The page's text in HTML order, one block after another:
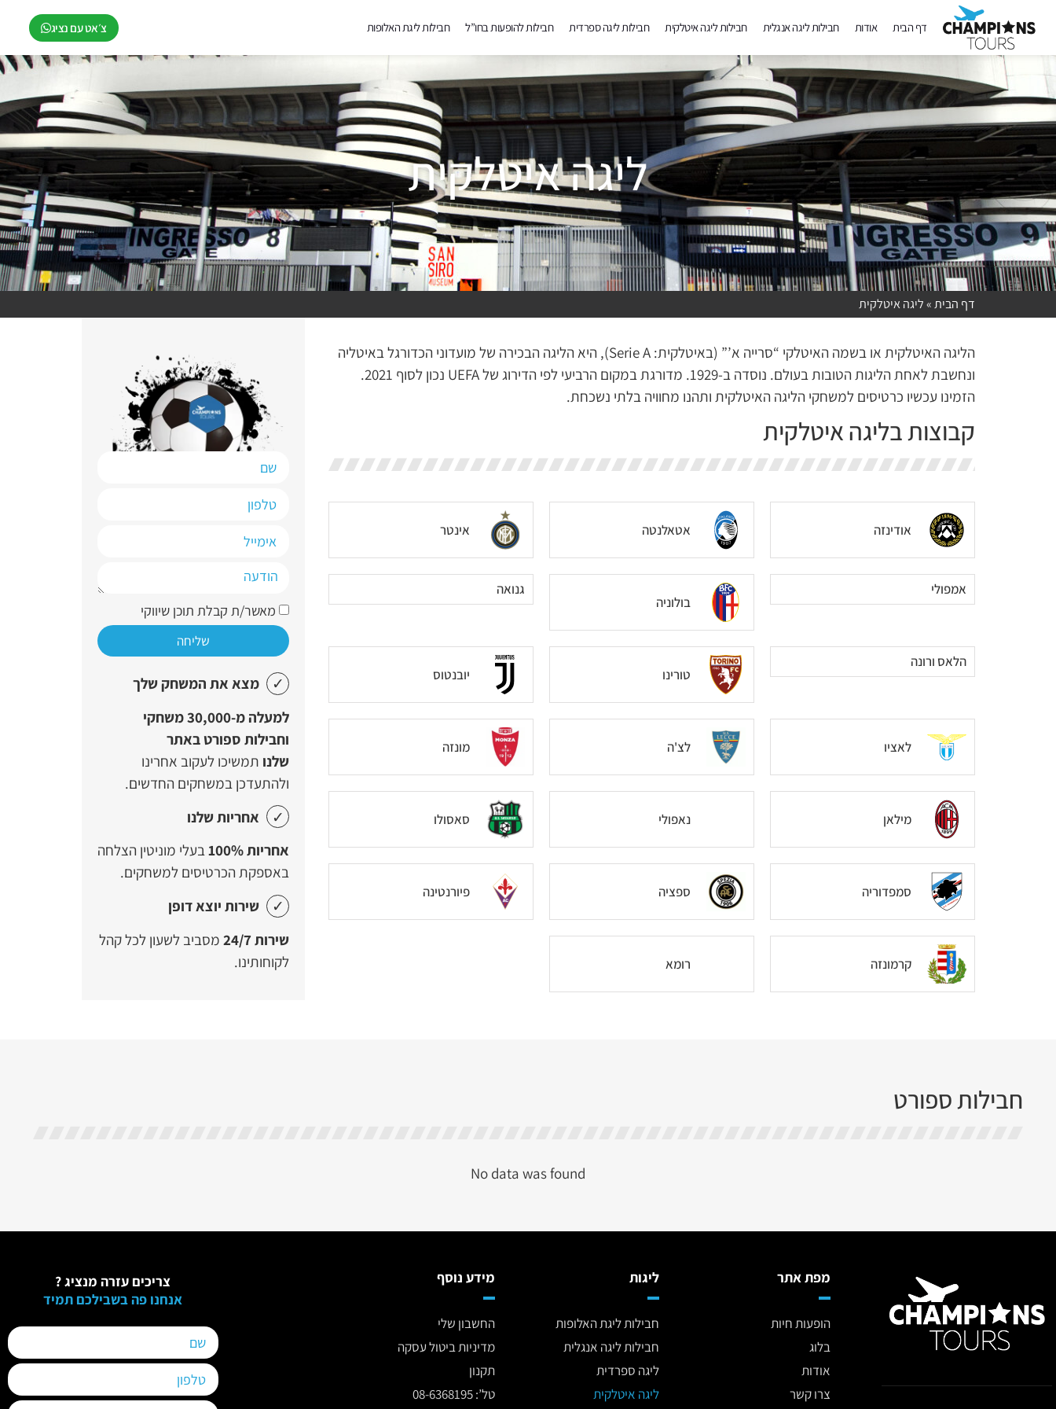
דף הבית אודות חבילות ליגה אנגלית חבילות ליגה איטלקית חבילות ליגה ספרדית חבילות להופעות בחו”ל חבילות ליגת האלופות צ׳אט עם נציג
ליגה איטלקית
דף הבית»ליגה איטלקית
הליגה האיטלקית או בשמה האיטלקי “סרייה א’” (באיטלקית: Serie A), היא הליגה הבכירה של מועדוני הכדורגל באיטליה
ונחשבת לאחת הליגות הטובות בעולם. נוסדה ב-1929. מדורגת במקום הרביעי לפי הדירוג של UEFA נכון לסוף 2021.
הזמינו עכשיו כרטיסים למשחקי הליגה האיטלקית ותהנו מחוויה בלתי נשכחת.
קבוצות בליגה איטלקית
אודינזה אטאלנטה אינטר
אמפולי
בולוניה
גנואה
הלאס ורונה
טורינו יובנטוס
לאציו לצ'ה מונזה
מילאן נאפולי סאסולו
סמפדוריה ספציה פיורנטינה
קרמונזה רומא
מאשר/ת קבלת תוכן שיווקי
שליחה
מצא את המשחק שלך
למעלה מ-30,000 משחקי
וחבילות ספורט באתר
שלנו תמשיכו לעקוב אחרינו
ולהתעדכן במשחקים החדשים.
אחריות שלנו
אחריות 100%
בעלי מוניטין הצלחה
באספקת הכרטיסים למשחקים.
שירות יוצא דופן
שירות 24/7
מסביב לשעון לכל קהל
לקוחותינו.
חבילות ספורט
No data was found
מפת אתר
הופעות חיות
בלוג
אודות
צרו קשר
ליגות
חבילות ליגת האלופות
חבילות ליגה אנגלית
ליגה ספרדית
ליגה איטלקית
מידע נוסף
החשבון שלי
מדיניות ביטול עסקה
תקנון
טל’: 08-6368195
צריכים עזרה מנציג ?
אנחנו פה בשבילכם תמיד